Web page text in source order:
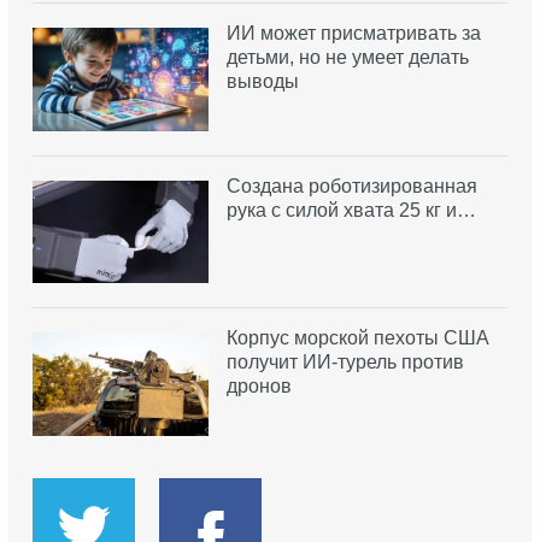
ИИ может присматривать за
детьми, но не умеет делать
выводы
Создана роботизированная
рука с силой хвата 25 кг и…
Корпус морской пехоты США
получит ИИ-турель против
дронов